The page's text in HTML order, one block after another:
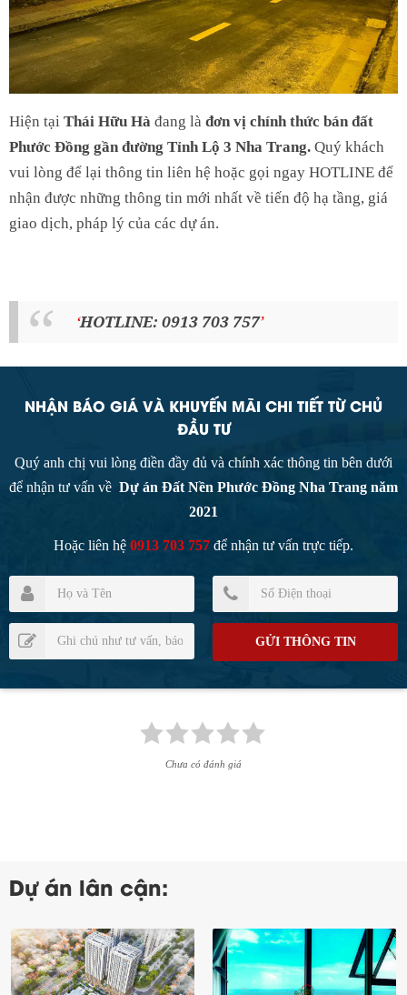
Hiện tại Thái Hữu Hà đang là đơn vị chính thức bán đất
Phước Đồng gần đường Tỉnh Lộ 3 Nha Trang. Quý khách
vui lòng để lại thông tin liên hệ hoặc gọi ngay HOTLINE để
nhận được những thông tin mới nhất về tiến độ hạ tầng, giá
giao dịch, pháp lý của các dự án.
HOTLINE: 0913 703 757
NHẬN BÁO GIÁ VÀ KHUYẾN MÃI CHI TIẾT TỪ CHỦ
ĐẦU TƯ
Quý anh chị vui lòng điền đầy đủ và chính xác thông tin bên dưới
để nhận tư vấn về Dự án Đất Nền Phước Đồng Nha Trang năm
2021
Hoặc liên hệ 0913 703 757 để nhận tư vấn trực tiếp.
Chưa có đánh giá
Dự án lân cận: